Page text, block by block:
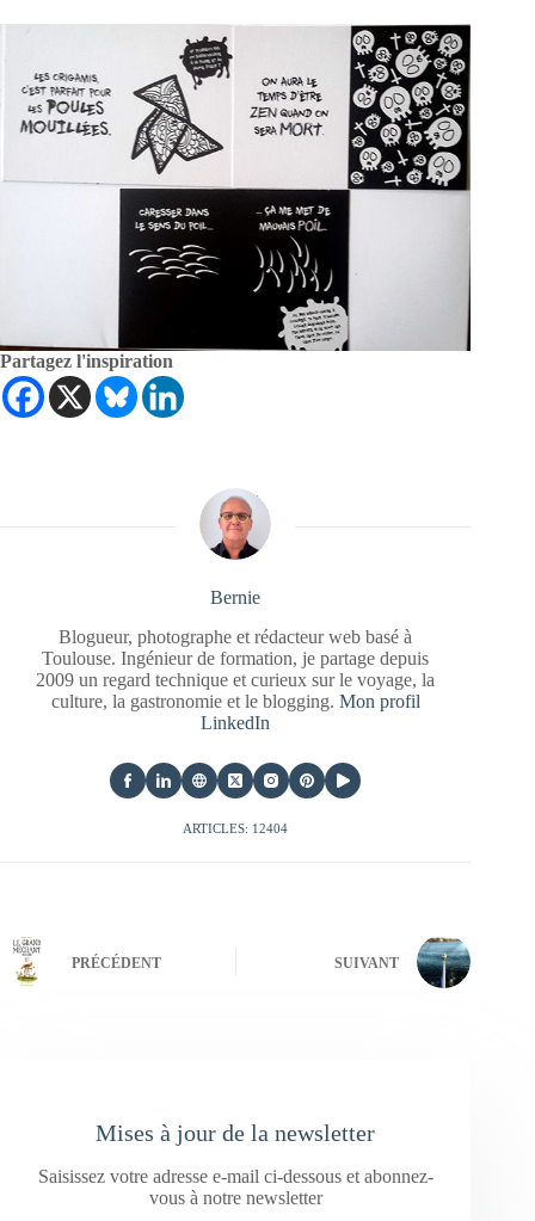
Partagez l'inspiration
Bernie
Blogueur, photographe et rédacteur web basé à
Toulouse. Ingénieur de formation, je partage depuis
2009 un regard technique et curieux sur le voyage, la
culture, la gastronomie et le blogging. Mon profil
LinkedIn
ARTICLES: 12404
PRÉCÉDENT SUIVANT
Mises à jour de la newsletter
Saisissez votre adresse e-mail ci-dessous et abonnez-
vous à notre newsletter